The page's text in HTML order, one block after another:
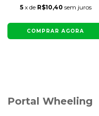
5 x de R$10,40 sem juros
Portal Wheeling